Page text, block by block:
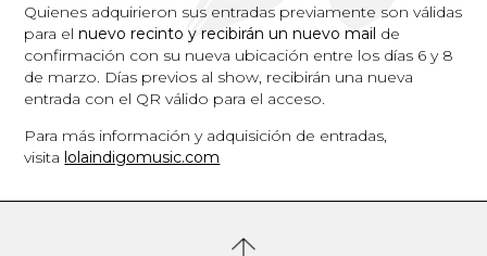
Quienes adquirieron sus entradas previamente son válidas
para el nuevo recinto y recibirán un nuevo mail de
confirmación con su nueva ubicación entre los días 6 y 8
de marzo. Días previos al show, recibirán una nueva
entrada con el QR válido para el acceso.
Para más información y adquisición de entradas,
visitalolaindigomusic.com